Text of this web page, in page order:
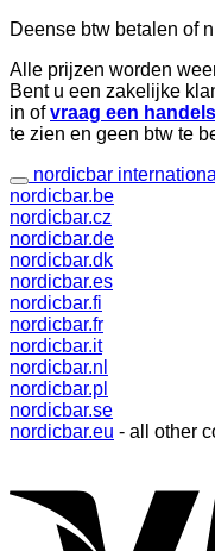
Deense btw betalen of
Alle prijzen worden
Bent u een zakelijke
in ofvraag een
te zien en geen btw te
nordicbar international
nordicbar.be
nordicbar.cz
nordicbar.de
nordicbar.dk
nordicbar.es
nordicbar.fi
nordicbar.fr
nordicbar.it
nordicbar.nl
nordicbar.pl
nordicbar.se
nordicbar.eu - all other